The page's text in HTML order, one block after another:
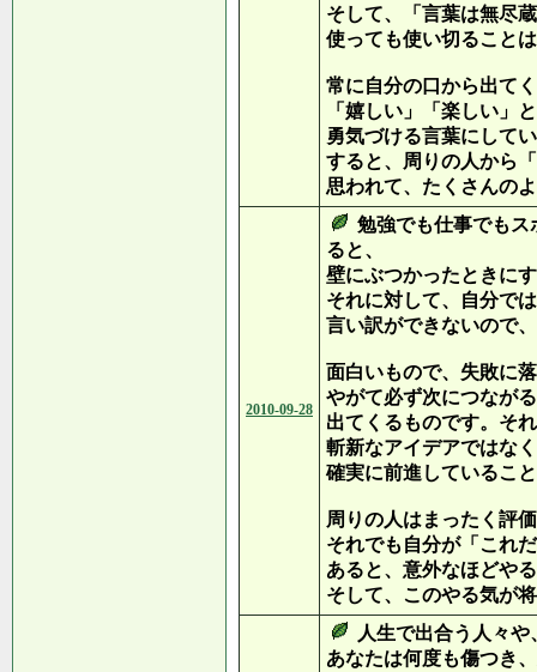
そして、「言葉は無尽
使っても使い切ること
常に自分の口から出て
「嬉しい」「楽しい」
勇気づける言葉にして
すると、周りの人から
思われて、たくさんの
2010-09-28
勉強でも仕事でもス
ると、
壁にぶつかったときに
それに対して、自分で
言い訳ができないので
面白いもので、失敗に
やがて必ず次につなが
出てくるものです。そ
斬新なアイデアではな
確実に前進しているこ
周りの人はまったく評
それでも自分が「これ
あると、意外なほどや
そして、このやる気が
人生で出合う人々
あなたは何度も傷つき